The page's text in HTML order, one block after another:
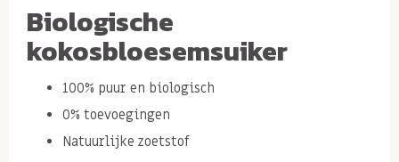
Biologische
kokosbloesemsuiker
100% puur en biologisch
0% toevoegingen
Natuurlijke zoetstof